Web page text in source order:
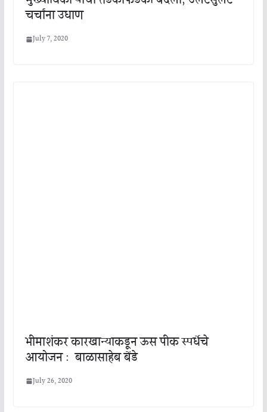
चर्चांना उधाण
July 7, 2020
भीमाशंकर कारखान्याकडून ऊस पीक स्पर्धेचे
आयोजन : बाळासाहेब बेंडे
July 26, 2020